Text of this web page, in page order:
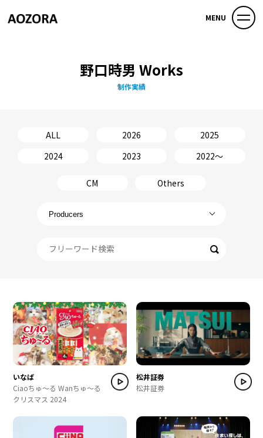
MENU
野口時男 Works
制作実績
ALL 2026
2025
2024
2023 2022〜
CM Others
いなば
Ciaoちゅ～る Wanちゅ～る
クリスマス 2024
松井証券
松井証券